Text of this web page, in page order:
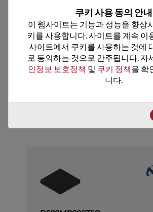
미국 HTS 코드 8542.39.0090
ECCN EAR99
추천 대체 제
쿠키 사용 동의 안내
이 웹사이트는 기능과 성능을 향상
키를 사용합니다. 사이트를 계속 이
사이트에서 쿠키를 사용하는 것에
로 동의하는 것으로 간주됩니다. 자
인정보 보호정책 및 쿠키 정책을 확
니다.